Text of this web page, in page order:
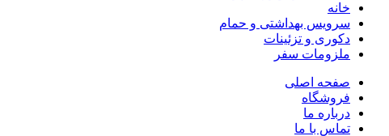
خانه
سرویس بهداشتی و حمام
دکوری و تزئینات
ملزومات سفر
صفحه اصلی
فروشگاه
درباره ما
تماس با ما